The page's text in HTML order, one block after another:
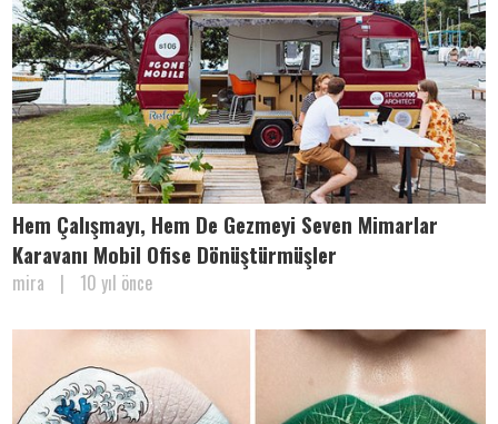
Hem Çalışmayı, Hem De Gezmeyi Seven Mimarlar
Karavanı Mobil Ofise Dönüştürmüşler
mira | 10 yıl önce